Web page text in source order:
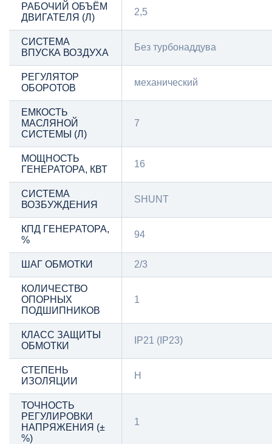
РАБОЧИЙ ОБЪЁМ
ДВИГАТЕЛЯ (Л)
2,5
СИСТЕМА
ВПУСКА ВОЗДУХА
Без турбонаддува
РЕГУЛЯТОР
ОБОРОТОВ
механический
ЕМКОСТЬ
МАСЛЯНОЙ
СИСТЕМЫ (Л)
7
МОЩНОСТЬ
ГЕНЕРАТОРА, КВТ
16
СИСТЕМА
ВОЗБУЖДЕНИЯ
SHUNT
КПД ГЕНЕРАТОРА,
%
94
ШАГ ОБМОТКИ 2/3
КОЛИЧЕСТВО
ОПОРНЫХ
ПОДШИПНИКОВ
1
КЛАСС ЗАЩИТЫ
ОБМОТКИ
IP21 (IP23)
СТЕПЕНЬ
ИЗОЛЯЦИИ
Н
ТОЧНОСТЬ
РЕГУЛИРОВКИ
НАПРЯЖЕНИЯ (±
%)
1